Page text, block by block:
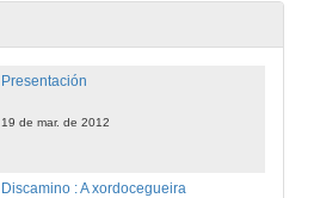
Presentación
19 de mar. de 2012
Discamino : A xordocegueira